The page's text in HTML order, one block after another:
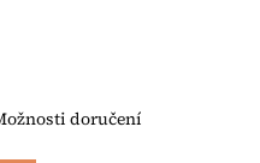
doručení